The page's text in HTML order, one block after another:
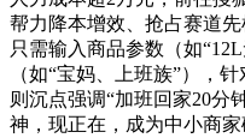
帮力降本增效、抢占赛道
只需输入商品参数（如
（如“宝妈、上班族”），
则沉点强调“加班回家20分
神，现正在，成为中小商